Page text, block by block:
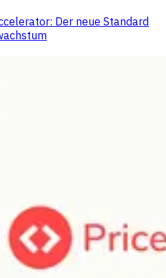
Der neue Standard